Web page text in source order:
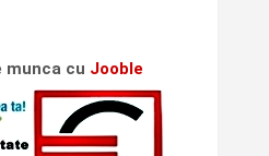
munca cu Jooble